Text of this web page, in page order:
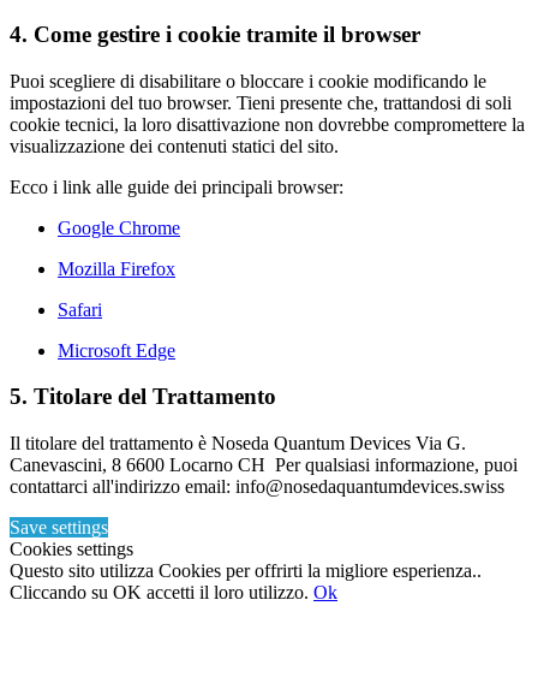
4. Come gestire i cookie tramite il browser
Puoi scegliere di disabilitare o bloccare i cookie modificando le
impostazioni del tuo browser. Tieni presente che, trattandosi di soli
cookie tecnici, la loro disattivazione non dovrebbe compromettere la
visualizzazione dei contenuti statici del sito.
Ecco i link alle guide dei principali browser:
Google Chrome
Mozilla Firefox
Safari
Microsoft Edge
5. Titolare del Trattamento
Il titolare del trattamento è Noseda Quantum Devices Via G.
Canevascini, 8 6600 Locarno CH Per qualsiasi informazione, puoi
contattarci all'indirizzo email: info@nosedaquantumdevices.swiss
Save settings
Cookies settings
Questo sito utilizza Cookies per offrirti la migliore esperienza..
Cliccando su OK accetti il loro utilizzo. Ok